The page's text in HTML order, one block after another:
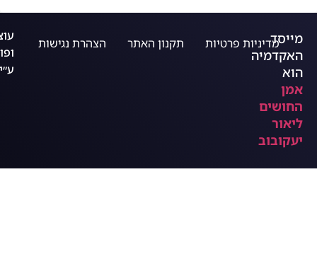
מייסד
האקדמיה
הוא
אמן
החושים
ליאור
יעקובוב
מדיניות פרטיות תקנון האתר הצהרת נגישות
ע״י